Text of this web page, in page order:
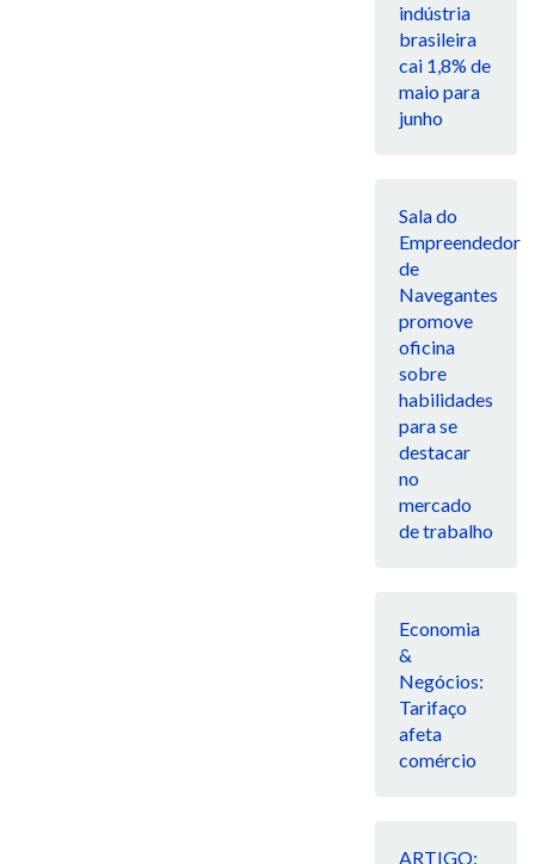
indústria
brasileira
cai 1,8% de
maio para
junho
Sala do
Empreendedor
de
Navegantes
promove
oficina
sobre
habilidades
para se
destacar
no
mercado
de trabalho
Economia
&
Negócios:
Tarifaço
afeta
comércio
ARTIGO: